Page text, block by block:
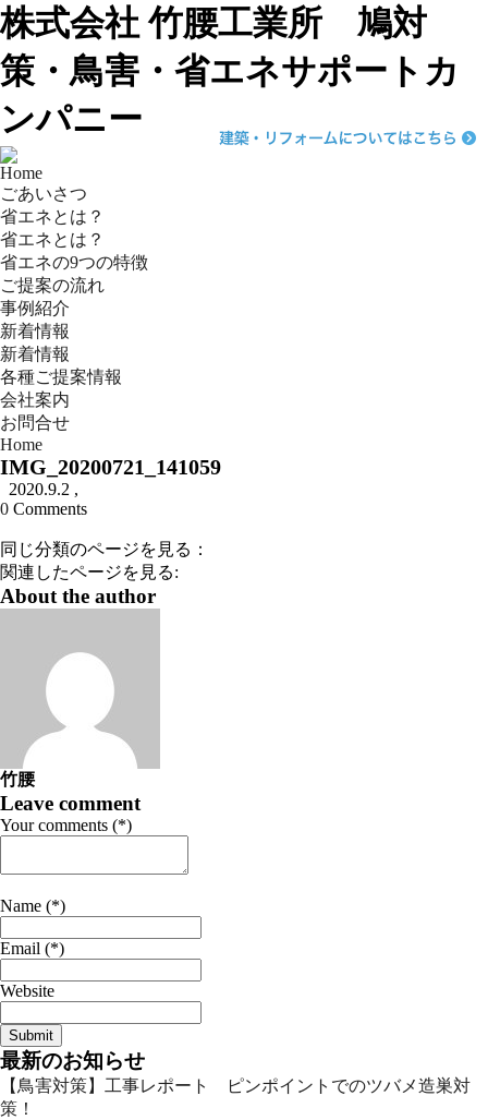
株式会社 竹腰工業所 鳩対
策・鳥害・省エネサポートカ
ンパニー
Home
ごあいさつ
省エネとは？
省エネとは？
省エネの9つの特徴
ご提案の流れ
事例紹介
新着情報
新着情報
各種ご提案情報
会社案内
お問合せ
Home
IMG_20200721_141059
2020.9.2 ,
0 Comments
同じ分類のページを見る：
関連したページを見る:
About the author
竹腰
Leave comment
Your comments (*)
Name (*)
Email (*)
Website
最新のお知らせ
【鳥害対策】工事レポート ピンポイントでのツバメ造巣対
策！